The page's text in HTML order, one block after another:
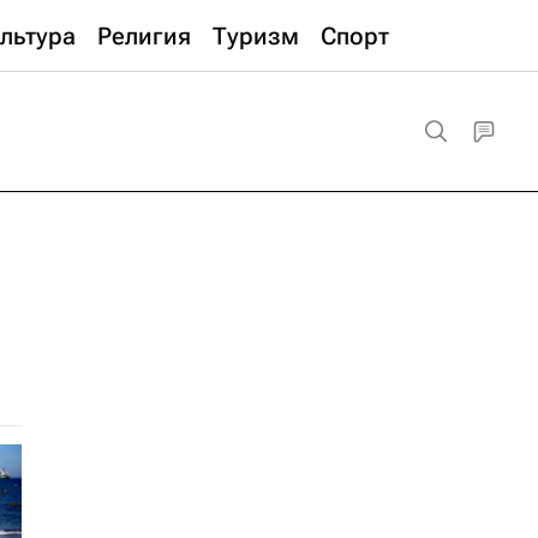
Религия Туризм Спорт